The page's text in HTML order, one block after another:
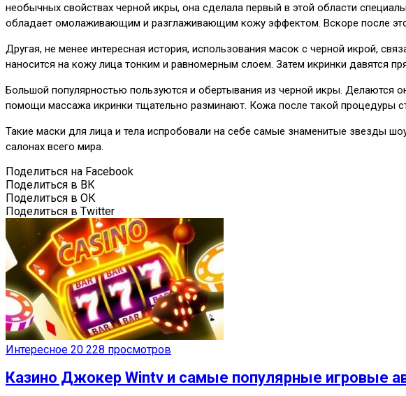
необычных свойствах черной икры, она сделала первый в этой области
обладает омолаживающим и разглаживающим кожу эффектом. Вскоре после
Другая, не менее интересная история, использования масок с черной икрой,
наносится на кожу лица тонким и равномерным слоем. Затем икринки давятся
Большой популярностью пользуются и обертывания из черной икры.
помощи массажа икринки тщательно разминают. Кожа после такой процедуры
Такие маски для лица и тела испробовали на себе самые знаменитые звезды
салонах всего мира.
Поделиться на Facebook
Поделиться в ВК
Поделиться в ОК
Поделиться в Twitter
Интересное 20 228 просмотров
Казино Джокер Wintv и самые популярные игровые